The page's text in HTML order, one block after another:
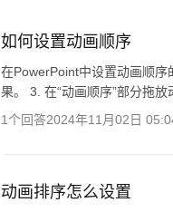
近这给世界的真相
如何设置动画顺序
在PowerPoint中设置动画顺序
果。 3. 在“动画顺序”部分拖
1个回答2024年11月02日
动画排序怎么设置